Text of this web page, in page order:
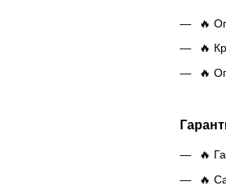
🔥
🔥
🔥
🔥
🔥